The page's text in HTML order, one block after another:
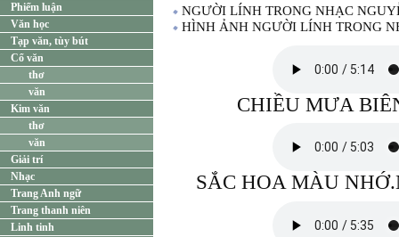
Phiếm luận
Văn học
Tạp văn, tùy bút
Cổ văn
thơ
văn
Kim văn
thơ
văn
Giải trí
Nhạc
Trang Anh ngữ
Trang thanh niên
Linh tinh
NGƯỜI LÍNH TRONG NHẠC
HÌNH ẢNH NGƯỜI LÍNH TRONG
CHIỀU MƯA
SẮC HOA MÀU